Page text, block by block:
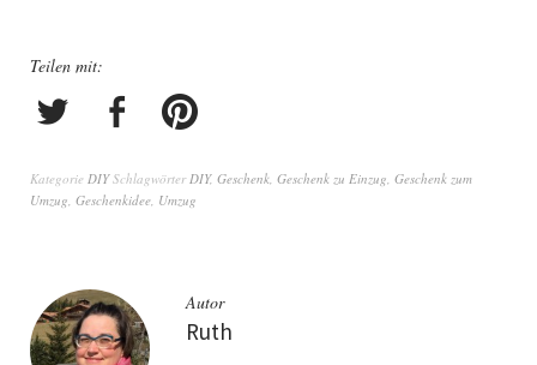
Teilen mit:
Kategorie DIY SchlagwörterDIY, Geschenk, Geschenk zu Einzug, Geschenk zum
Umzug, Geschenkidee, Umzug
Autor
Ruth